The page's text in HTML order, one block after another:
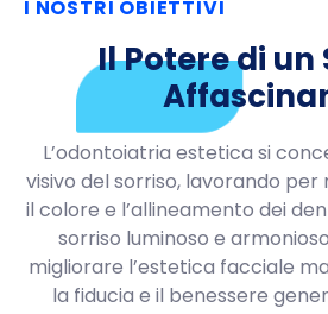
I NOSTRI OBIETTIVI
Il Potere di un
L’odontoiatria estetica si
visivo del sorriso, lavorando
il colore e l’allineamento dei
sorriso luminoso e
migliorare l’estetica facciale
la fiducia e il benessere